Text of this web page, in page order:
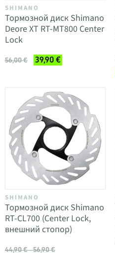
SHIMANO
Тормозной диск Shimano
Deore XT RT-MT800 Center
Lock
56,00 € 39,90 €
SHIMANO
Тормозной диск Shimano
RT-CL700 (Center Lock,
внешний стопор)
44,90 € - 56,90 €